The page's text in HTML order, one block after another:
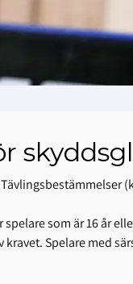
som är 16 år
Spelare med